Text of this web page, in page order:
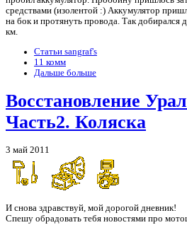
средствами (изолентой :) Аккумулятор
на бок и протянуть провода. Так добирался
км.
Статьи sangraf's
11 комм
Дальше больше
Восстановление
Часть2. Коляска
3 май 2011
И снова здравствуй, мой дорогой дневник!
Спешу обрадовать тебя новостями про